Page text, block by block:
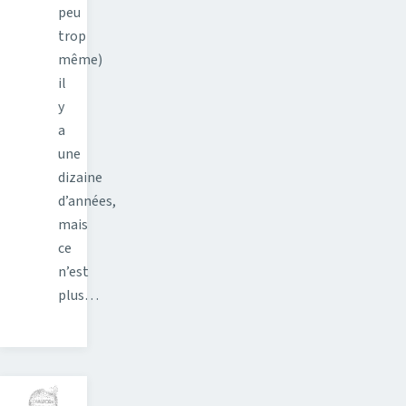
peu
trop
même)
il
y
a
une
dizaine
d’années,
mais
ce
n’est
plus…